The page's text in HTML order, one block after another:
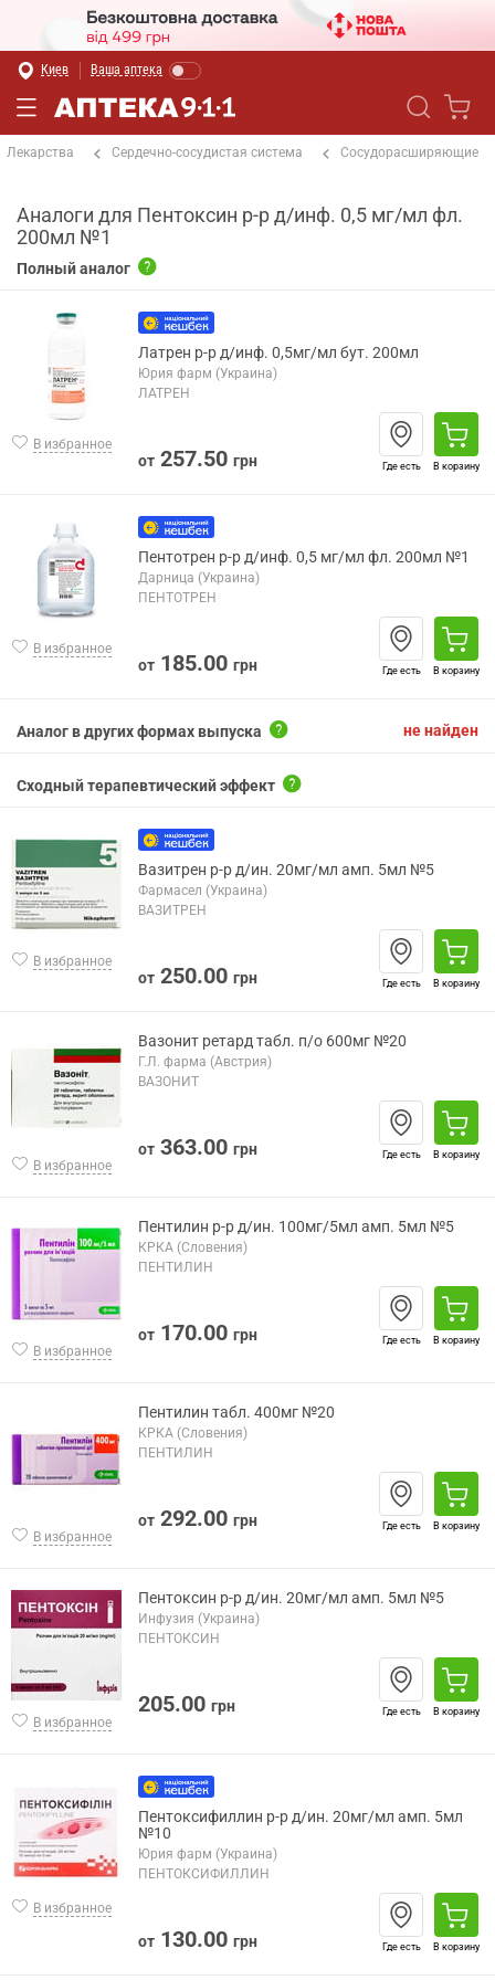
Киев Ваша аптека
Лекарства Сердечно-сосудистая система Сосудорасширяющие
Аналоги для Пентоксин р-р д/инф. 0,5 мг/мл фл.
200мл №1
Полный аналог
В избранное
Латрен р-р д/инф. 0,5мг/мл бут. 200мл
Юрия фарм (Украина)
ЛАТРЕН
от 257.50 грн Где есть В корзину
В избранное
Пентотрен р-р д/инф. 0,5 мг/мл фл. 200мл №1
Дарница (Украина)
ПЕНТОТРЕН
от 185.00 грн Где есть В корзину
не найден
Аналог в других формах выпуска
Сходный терапевтический эффект
В избранное
Вазитрен р-р д/ин. 20мг/мл амп. 5мл №5
Фармасел (Украина)
ВАЗИТРЕН
от 250.00 грн Где есть В корзину
В избранное
Вазонит ретард табл. п/о 600мг №20
Г.Л. фарма (Австрия)
ВАЗОНИТ
от 363.00 грн Где есть В корзину
В избранное
Пентилин р-р д/ин. 100мг/5мл амп. 5мл №5
КРКА (Словения)
ПЕНТИЛИН
от 170.00 грн Где есть В корзину
В избранное
Пентилин табл. 400мг №20
КРКА (Словения)
ПЕНТИЛИН
от 292.00 грн Где есть В корзину
В избранное
Пентоксин р-р д/ин. 20мг/мл амп. 5мл №5
Инфузия (Украина)
ПЕНТОКСИН
205.00 грн Где есть В корзину
В избранное
Пентоксифиллин р-р д/ин. 20мг/мл амп. 5мл
№10
Юрия фарм (Украина)
ПЕНТОКСИФИЛЛИН
от 130.00 грн Где есть В корзину